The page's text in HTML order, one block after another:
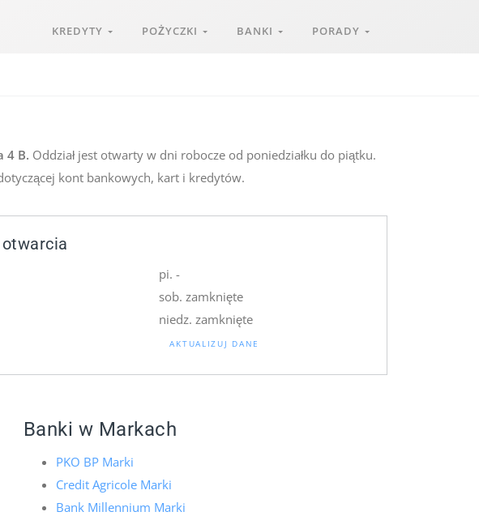
KREDYTY POŻYCZKI BANKI PORADY
4 B. Oddział jest otwarty w dni robocze od poniedziałku do piątku.
kont bankowych, kart i kredytów.
pi. -
sob. zamknięte
niedz. zamknięte
AKTUALIZUJ DANE
Banki w Markach
PKO BP Marki
Credit Agricole Marki
Bank Millennium Marki